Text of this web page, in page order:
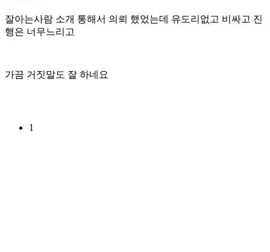
잘아는사람 소개 통해서 의뢰 했었는데 유도리없고 비싸고 진
행은 너무느리고
가끔 거짓말도 잘 하네요
1